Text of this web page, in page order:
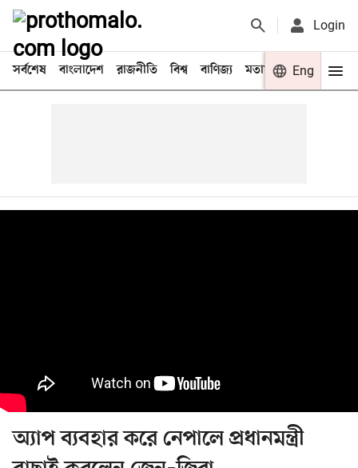
Login
সর্বশেষ বাংলাদেশ রাজনীতি বিশ্ব বাণিজ্য মতামত খেলা
Eng
অ্যাপ ব্যবহার করে নেপালে প্রধানমন্ত্রী